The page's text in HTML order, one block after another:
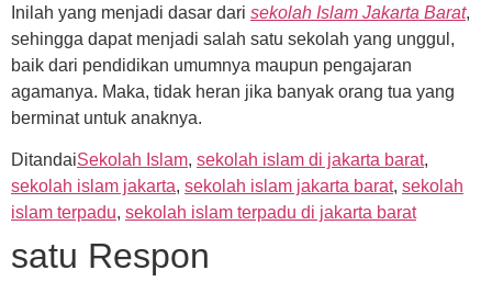
Inilah yang menjadi dasar dari sekolah Islam Jakarta Barat,
sehingga dapat menjadi salah satu sekolah yang unggul,
baik dari pendidikan umumnya maupun pengajaran
agamanya. Maka, tidak heran jika banyak orang tua yang
berminat untuk anaknya.
DitandaiSekolah Islam, sekolah islam di jakarta barat,
sekolah islam jakarta, sekolah islam jakarta barat, sekolah
islam terpadu, sekolah islam terpadu di jakarta barat
satu Respon